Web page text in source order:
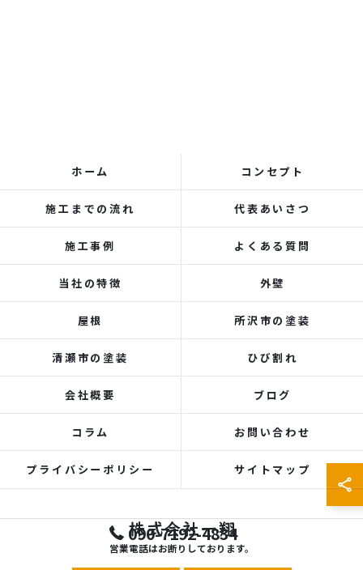
090-7192-4834
営業電話はお断りしております。
ホーム コンセプト
施工までの流れ 代表あいさつ
施工事例 よくある質問
当社の特徴 外壁
屋根 所沢市の塗装
清瀬市の塗装 ひび割れ
会社概要 ブログ
コラム お問い合わせ
プライバシーポリシー サイトマップ